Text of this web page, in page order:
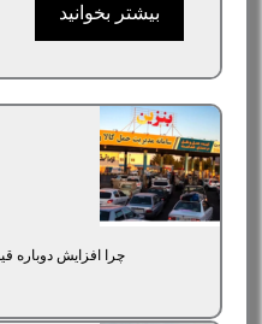
بیشتر بخوانید
چرا افزایش دوباره